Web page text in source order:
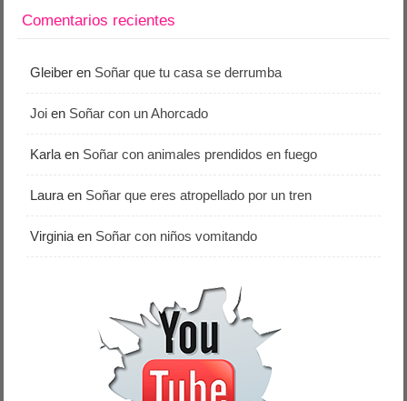
Comentarios recientes
Gleiber en Soñar que tu casa se derrumba
Joi en Soñar con un Ahorcado
Karla en Soñar con animales prendidos en fuego
Laura en Soñar que eres atropellado por un tren
Virginia en Soñar con niños vomitando